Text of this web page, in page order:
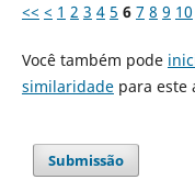
<< < 1 2 3 4 5 6 7 8 9 10
Você também pode
similaridadepara este
Submissão